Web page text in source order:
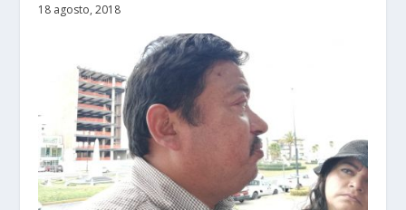
18 agosto, 2018